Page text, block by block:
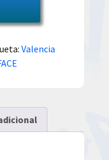
Valencia